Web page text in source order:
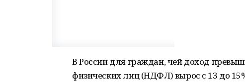
В России для граждан, чей доход
физических лиц (НДФЛ) вырос с 13 до